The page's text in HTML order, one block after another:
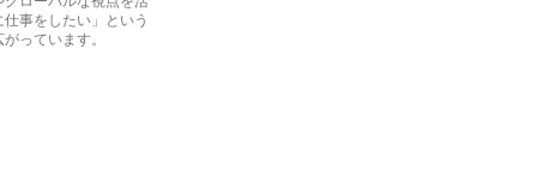
事をしたい」という
っています。